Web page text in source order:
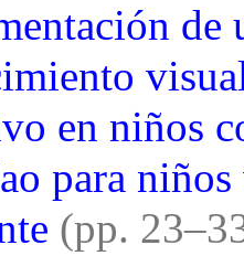
de
en niños
para
(pp.